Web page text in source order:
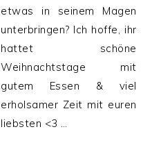
etwas in seinem Magen
unterbringen? Ich hoffe, ihr
hattet schöne
Weihnachtstage mit
gutem Essen & viel
erholsamer Zeit mit euren
liebsten <3 …